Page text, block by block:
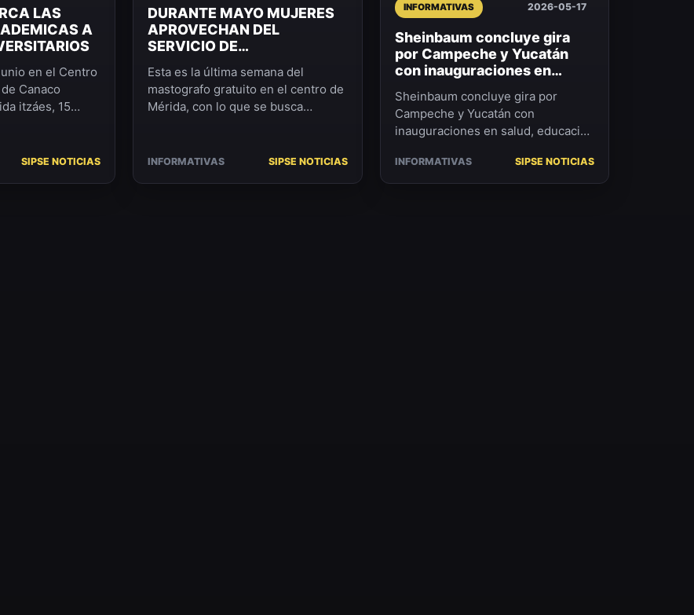
LAS
A
en el Centro
Canaco
itzáes, 15
SIPSE NOTICIAS
DURANTE MAYO MUJERES
APROVECHAN DEL
SERVICIO DE
GRATUITAS
Esta es la última semana del
mastografo gratuito en el centro de
Mérida, con lo que se busca
INFORMATIVAS SIPSE NOTICIAS
INFORMATIVAS 2026-05-17
Sheinbaum concluye gira
por Campeche y Yucatán
con inauguraciones en
Sheinbaum concluye gira por
Campeche y Yucatán con
inauguraciones en salud, educación
mayo, la Presidenta Claudia S...
INFORMATIVAS SIPSE NOTICIAS